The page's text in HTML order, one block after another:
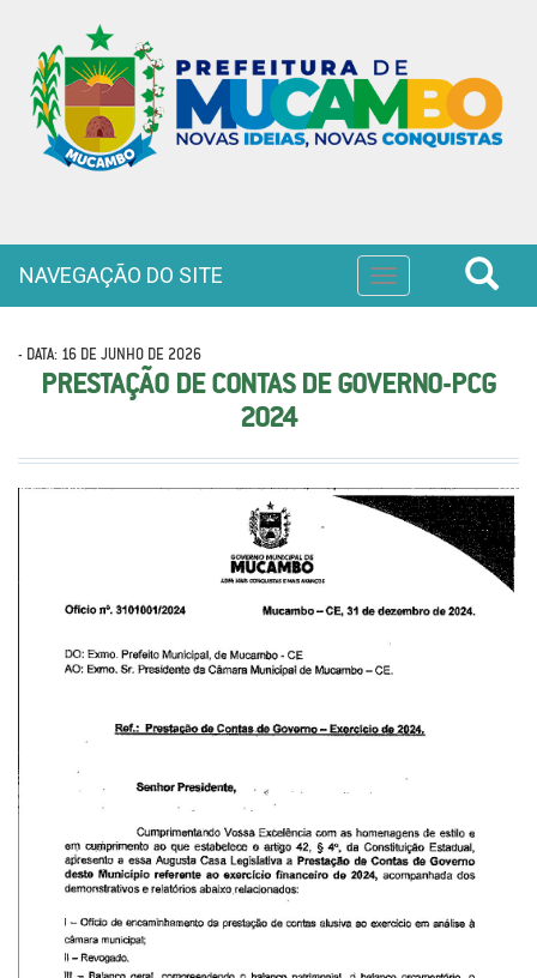
Toggle
navigation
NAVEGAÇÃO DO SITE
- DATA: 16 DE JUNHO DE 2026
PRESTAÇÃO DE CONTAS DE GOVERNO-PCG
2024